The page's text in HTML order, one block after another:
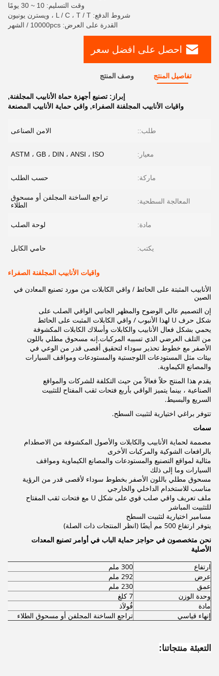
وقت التسليم: 10 ~ 30 يومًا
شروط الدفع: L / C ، T / T ، ويسترن يونيون
القدرة على العرض: 10000pcs / الشهر
احصل على افضل سعر
تفاصيل المنتج وصف المنتج
إبراز: تصنيع أجهزة حماة الأنابيب المجلفنة,
واقيات الأنابيب المجلفنة الصفراء, واقي حماية الأنابيب المصنعة
طلب:: الامن الصناعى
معيار: ASTM ، GB ، DIN ، ANSI ، ISO
ماركة: حسب الطلب
المعالجة السطحية:
تراجع الساخنة المجلفن أو مسحوق
الطلاء
مادة: لوحة الصلب
يكتب: حامي الكابل
واقيات الأنابيب المجلفنة الصفراء
الأنابيب المثبتة على الحائط / واقي الكابلات من مورد تصنيع المعادن في
الصين
إن التصميم عالي الوضوح والمظهر الجانبي الواقي الصلب على
شكل حرف U لهذا الأنبوب / واقي الكابلات المثبت على الحائط
يحمي بشكل فعال الأنابيب والكابلات وأسلاك الكابلات المكشوفة
من التلف العرضي الذي تسببه المركبات.إنه مسحوق مطلي باللون
الأصفر مع خطوط تحذير سوداء لتحقيق أقصى قدر من الوعي في
بيئات مثل المستودعات اللوجستية والمستودعات ومواقف السيارات
والمصانع الكيماوية.
يقدم هذا المنتج حلاً فعالاً من حيث التكلفة للشركات والمواقع
الصناعية ، بينما يتميز الواقي بأربع فتحات ثقب المفتاح للتثبيت
السريع والبسيط.
تتوفر براغي اختيارية لتثبيت السطح.
سمات
مصممة لحماية الأنابيب والكابلات والأصول المكشوفة من الاصطدام
بالرافعات الشوكية والمركبات الأخرى
مثالية لمواقع التصنيع والمستودعات والمصانع الكيماوية ومواقف
السيارات وما إلى ذلك
مسحوق مطلي باللون الأصفر بخطوط سوداء لأقصى قدر من الرؤية
مناسب للاستخدام الداخلي والخارجي
ملف تعريف واقي صلب قوي على شكل U مع فتحات ثقب المفتاح
للتثبيت المباشر
مسامير اختيارية لتثبيت السطح
يتوفر ارتفاع 500 مم أيضًا (انظر المنتجات ذات الصلة)
نحن متخصصون في حواجز حماية الباب في أوامر تصنيع المعدات
الأصلية
ارتفاع
300 ملم
عرض
292 ملم
عمق
230 ملم
وحدة الوزن
7 كلغ
مادة
فُولاَذ
إنهاء قياسي
تراجع الساخنة المجلفن أو مسحوق الطلاء
التعبئة منتجاتنا: